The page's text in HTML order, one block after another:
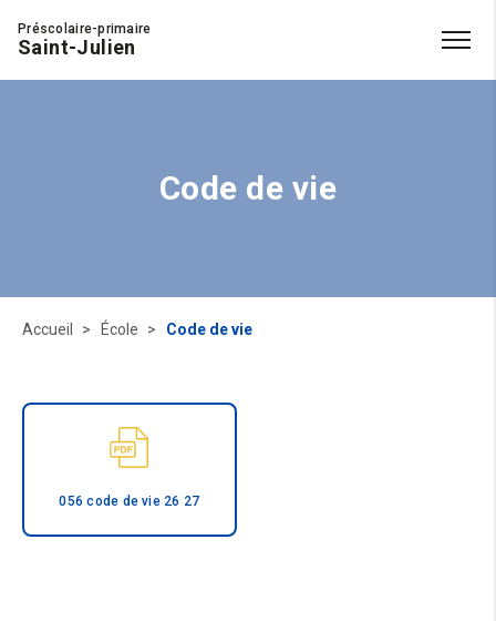
Préscolaire-primaire
Saint-Julien
Code de vie
Accueil École Code de vie
056 code de vie 26 27